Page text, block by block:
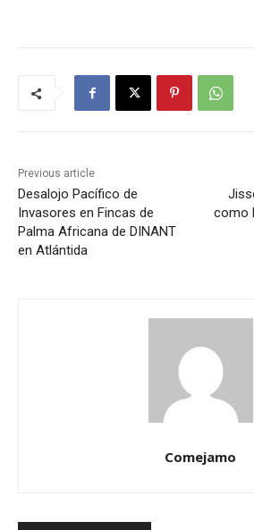
Previous article
Desalojo Pacífico de
Invasores en Fincas de
Palma Africana de DINANT
en Atlántida
como
Comejamo